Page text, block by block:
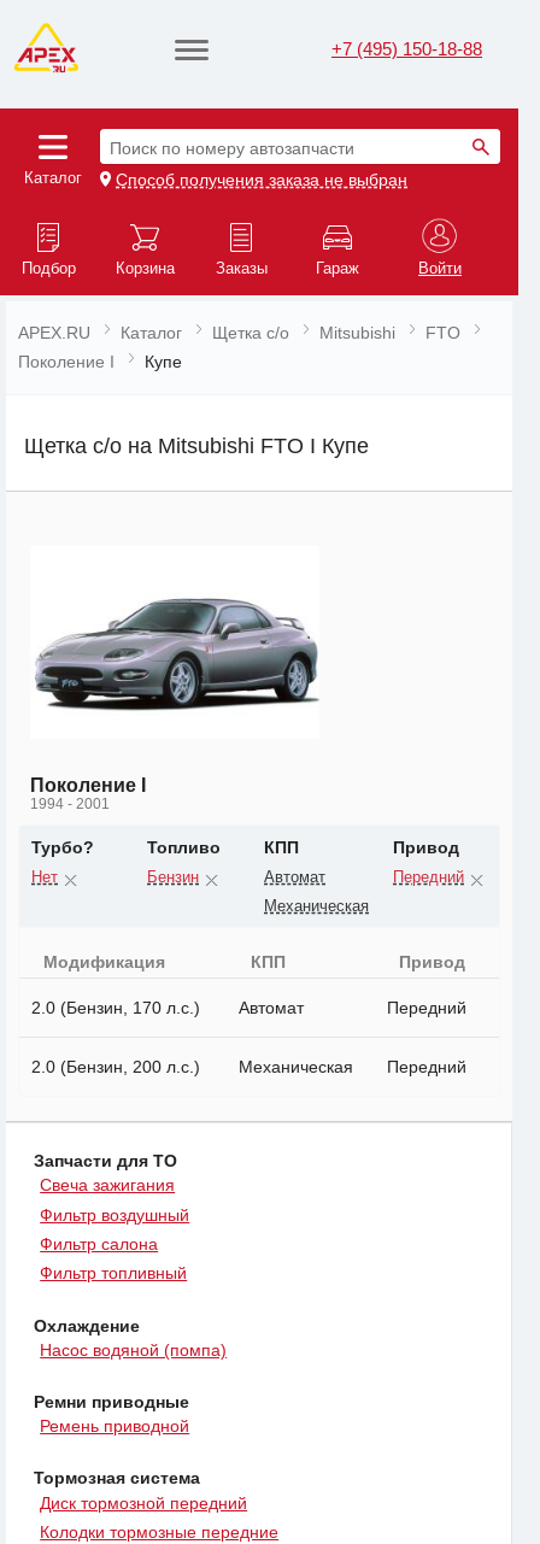
+7 (495) 150-18-88
Каталог
Поиск по номеру автозапчасти
Способ получения заказа не выбран
Подбор Корзина Заказы Гараж Войти
APEX.RU Каталог Щетка с/о Mitsubishi
FTO
Поколение I
Купе
Щетка с/о на Mitsubishi FTO I Купе
Поколение I
1994 - 2001
Турбо?
Нет
Топливо
Бензин
КПП
Автомат
Механическая
Привод
Передний
Модификация КПП Привод
2.0 (Бензин, 170 л.с.) Автомат Передний
2.0 (Бензин, 200 л.с.) Механическая Передний
Запчасти для ТО
Свеча зажигания
Фильтр воздушный
Фильтр салона
Фильтр топливный
Охлаждение
Насос водяной (помпа)
Ремни приводные
Ремень приводной
Тормозная система
Диск тормозной передний
Колодки тормозные передние